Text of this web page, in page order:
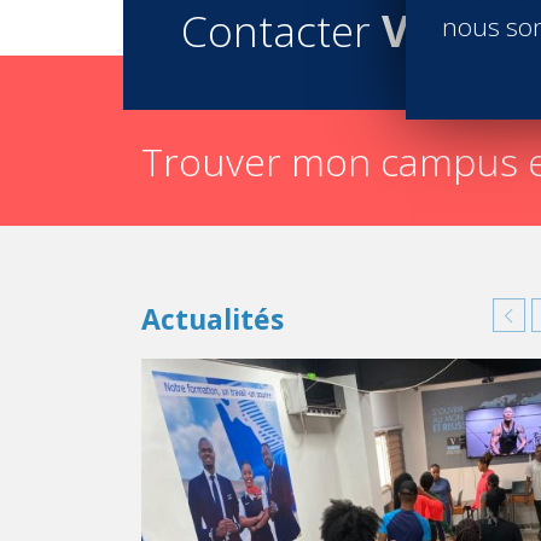
Contacter Vatel
Trouver mon campus
Actualités
nous